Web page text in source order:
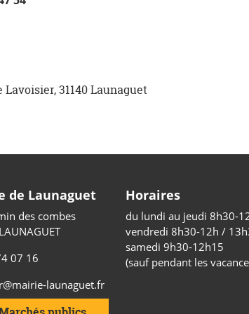
31140 Launaguet
de Launaguet
des combes
07 16
launaguet.fr
Horaires
du lundi au jeudi 8h30-
vendredi 8h30-12h /
samedi 9h30-12h15
(sauf pendant les